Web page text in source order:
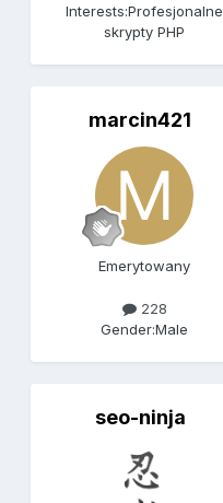
Interests:Profesjonalne
skrypty PHP
marcin421
Emerytowany
228
Gender:Male
seo-ninja